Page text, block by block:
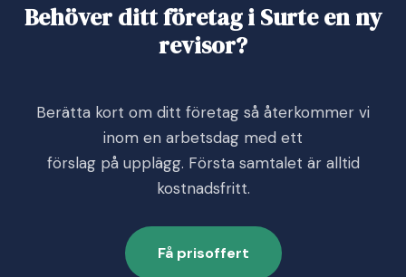
Behöver ditt företag i Surte en ny
revisor?
Berätta kort om ditt företag så återkommer vi
inom en arbetsdag med ett
förslag på upplägg. Första samtalet är alltid
kostnadsfritt.
Få prisoffert